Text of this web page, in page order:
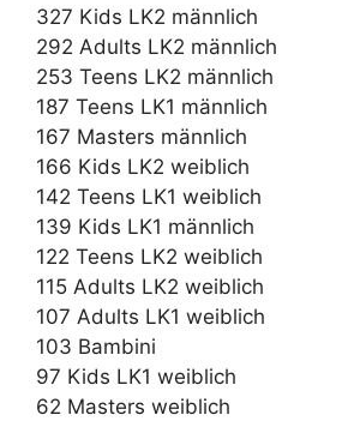
327 Kids LK2 männlich
292 Adults LK2 männlich
253 Teens LK2 männlich
187 Teens LK1 männlich
167 Masters männlich
166 Kids LK2 weiblich
142 Teens LK1 weiblich
139 Kids LK1 männlich
122 Teens LK2 weiblich
115 Adults LK2 weiblich
107 Adults LK1 weiblich
103 Bambini
97 Kids LK1 weiblich
62 Masters weiblich